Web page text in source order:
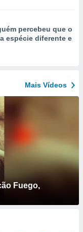
percebeu que o
espécie diferente e
Mais Vídeos
Fuego,